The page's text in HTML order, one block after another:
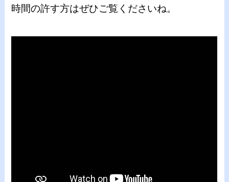
時間の許す方はぜひご覧くださいね。